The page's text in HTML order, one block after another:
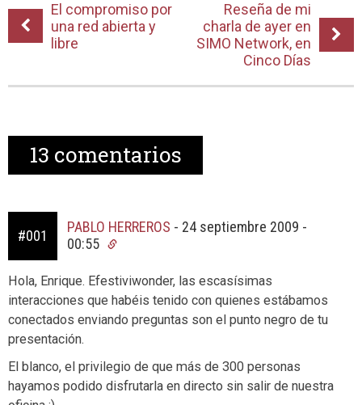
El compromiso por
una red abierta y
libre
Reseña de mi
charla de ayer en
SIMO Network, en
Cinco Días
13 comentarios
#001
PABLO HERREROS - 24 septiembre 2009 -
00:55
Hola, Enrique. Efestiviwonder, las escasísimas
interacciones que habéis tenido con quienes estábamos
conectados enviando preguntas son el punto negro de tu
presentación.
El blanco, el privilegio de que más de 300 personas
hayamos podido disfrutarla en directo sin salir de nuestra